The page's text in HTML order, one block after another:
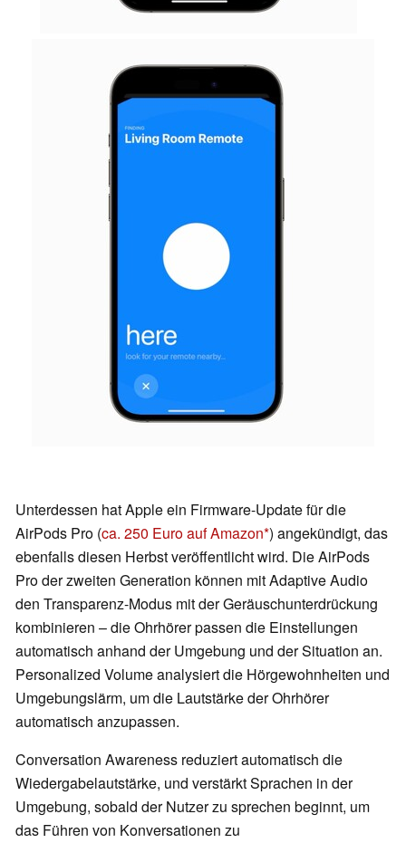
Unterdessen hat Apple ein Firmware-Update für die
AirPods Pro (ca. 250 Euro auf Amazon ) angekündigt, das
ebenfalls diesen Herbst veröffentlicht wird. Die AirPods
Pro der zweiten Generation können mit Adaptive Audio
den Transparenz-Modus mit der Geräuschunterdrückung
kombinieren – die Ohrhörer passen die Einstellungen
automatisch anhand der Umgebung und der Situation an.
Personalized Volume analysiert die Hörgewohnheiten und
Umgebungslärm, um die Lautstärke der Ohrhörer
automatisch anzupassen.
Conversation Awareness reduziert automatisch die
Wiedergabelautstärke, und verstärkt Sprachen in der
Umgebung, sobald der Nutzer zu sprechen beginnt, um
das Führen von Konversationen zu